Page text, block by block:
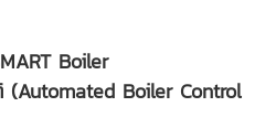
Boiler
(Automated Boiler Control